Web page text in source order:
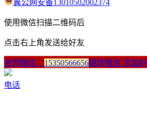
冀公网安备13010502002374
使用微信扫描二维码后
点击右上角发送给好友
老师微信： 15350566656跳转微信 添加
电话